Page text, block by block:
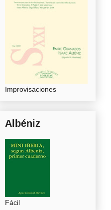
Improvisaciones
Albéniz
Fácil